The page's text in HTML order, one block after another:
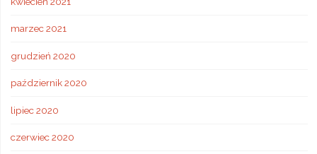
marzec 2021
grudzień 2020
październik 2020
lipiec 2020
czerwiec 2020